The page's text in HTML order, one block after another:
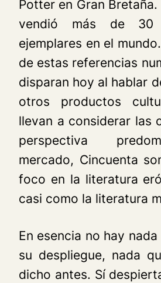
Potter en Gran
vendió más de 30
ejemplares en el
de estas referencias
disparan hoy al hablar
otros productos
llevan a considerar las
perspectiva
mercado, Cincuenta
foco en la literatura
casi como la literatura
En esencia no hay
su despliegue, nada
dicho antes. Sí